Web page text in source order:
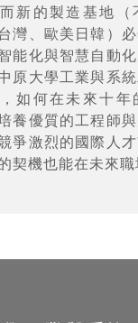
新的製造基地（
灣、歐美日韓）
能化與智慧自動
原大學工業與系
如何在未來十年
養優質的工程師
爭激烈的國際人
契機也能在未來職